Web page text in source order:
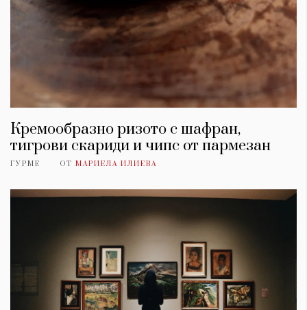
Кремообразно ризото с шафран,
тигрови скариди и чипс от пармезан
ГУРМЕ ОТ МАРИЕЛА ИЛИЕВА